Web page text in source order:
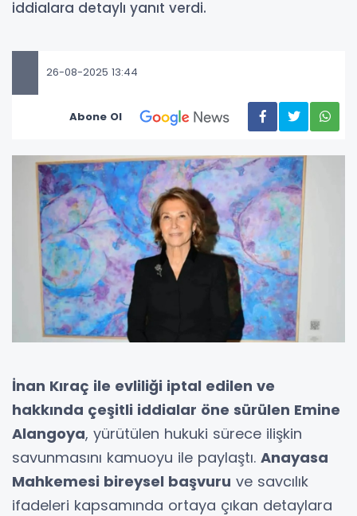
iddialara detaylı yanıt verdi.
26-08-2025 13:44
Abone Ol
İnan Kıraç ile evliliği iptal edilen ve
hakkında çeşitli iddialar öne sürülen Emine
Alangoya, yürütülen hukuki sürece ilişkin
savunmasını kamuoyu ile paylaştı. Anayasa
Mahkemesi bireysel başvuru ve savcılık
ifadeleri kapsamında ortaya çıkan detaylara